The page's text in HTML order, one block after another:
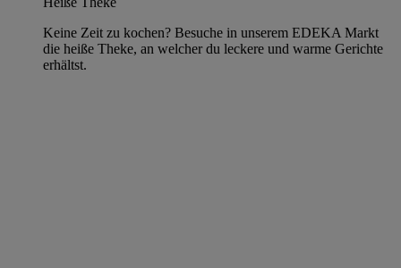
Keine Zeit zu kochen? Besuche in unserem EDEKA Markt
die heiße Theke, an welcher du leckere und warme Gerichte
erhältst.